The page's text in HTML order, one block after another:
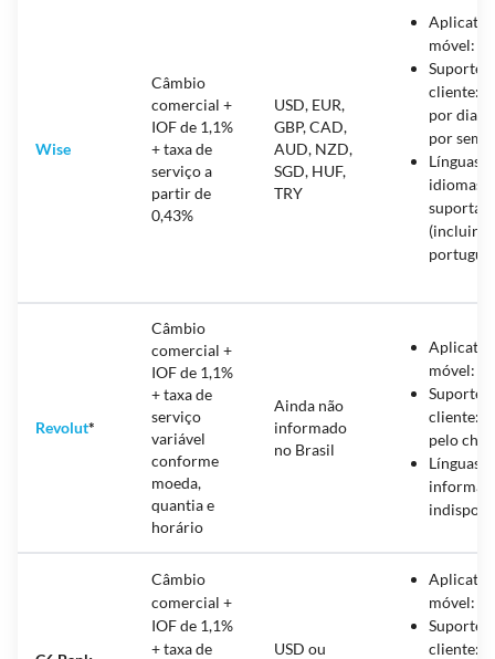
Wise
Câmbio
comercial +
IOF de 1,1%
+ taxa de
serviço a
partir de
0,43%
USD, EUR,
GBP, CAD,
AUD, NZD,
SGD, HUF,
TRY
móvel:
Suporte
cliente:
por dia,
por
Línguas:
idiomas
Revolut*
Câmbio
comercial +
IOF de 1,1%
+ taxa de
serviço
variável
conforme
moeda,
quantia e
horário
Ainda não
informado
no Brasil
móvel:
Suporte
cliente:
pelo chat
Línguas:
Câmbio
comercial +
IOF de 1,1%
+ taxa de
USD ou
móvel:
Suporte
cliente: